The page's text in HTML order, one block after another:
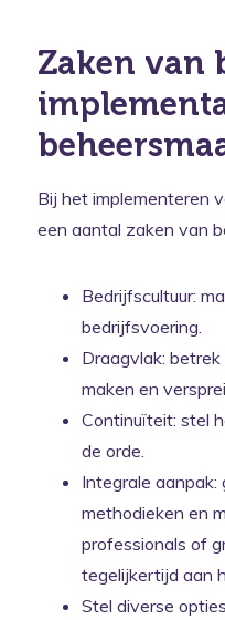
Zaken van
Bij het implementeren
een aantal zaken van
Bedrijfscultuur:
bedrijfsvoering.
Draagvlak:
maken en
Continuïteit: stel
de orde.
Integrale aanpak:
methodieken en
professionals of
tegelijkertijd aan
Stel diverse